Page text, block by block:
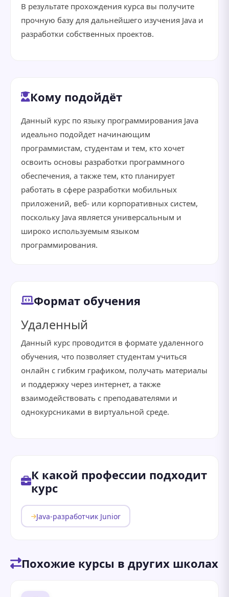
В результате прохождения курса вы получите
прочную базу для дальнейшего изучения Java и
разработки собственных проектов.
Кому подойдёт
Данный курс по языку программирования Java
идеально подойдет начинающим
программистам, студентам и тем, кто хочет
освоить основы разработки программного
обеспечения, а также тем, кто планирует
работать в сфере разработки мобильных
приложений, веб- или корпоративных систем,
поскольку Java является универсальным и
широко используемым языком
программирования.
Формат обучения
Удаленный
Данный курс проводится в формате удаленного
обучения, что позволяет студентам учиться
онлайн с гибким графиком, получать материалы
и поддержку через интернет, а также
взаимодействовать с преподавателями и
однокурсниками в виртуальной среде.
К какой профессии подходит
курс
Java-разработчик Junior
Похожие курсы в других школах